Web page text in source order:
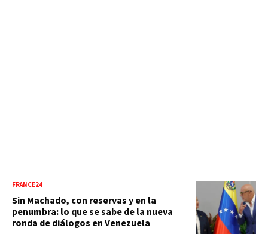
FRANCE24
Sin Machado, con reservas y en la
penumbra: lo que se sabe de la nueva
ronda de diálogos en Venezuela